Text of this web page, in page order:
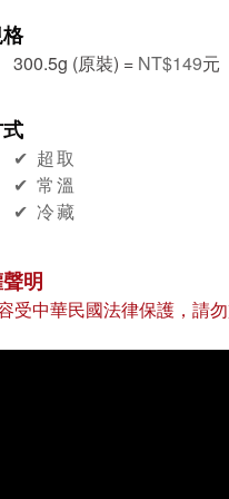
300.5g (原裝) = NT$149元
✔︎ 超取
✔︎ 常溫
✔︎ 冷藏
明
受中華民國法律保護，請